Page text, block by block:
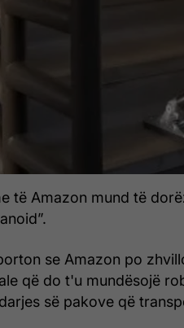
të Amazon mund të
se Amazon po
që do t'u mundësojë
së pakove që